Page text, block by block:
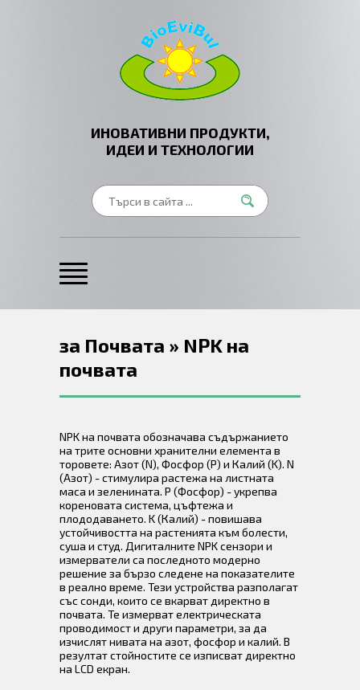
ИНОВАТИВНИ ПРОДУКТИ,
ИДЕИ И ТЕХНОЛОГИИ
за Почвата » NPK на
почвата
NPK на почвата обозначава съдържанието
на трите основни хранителни елемента в
торовете: Азот (N), Фосфор (P) и Калий (K). N
(Азот) - стимулира растежа на листната
маса и зеленината. P (Фосфор) - укрепва
кореновата система, цъфтежа и
плододаването. K (Калий) - повишава
устойчивостта на растенията към болести,
суша и студ. Дигиталните NPK сензори и
измерватели са последното модерно
решение за бързо следене на показателите
в реално време. Тези устройства разполагат
със сонди, които се вкарват директно в
почвата. Те измерват електрическата
проводимост и други параметри, за да
изчислят нивата на азот, фосфор и калий. В
резултат стойностите се изписват директно
на LCD екран.